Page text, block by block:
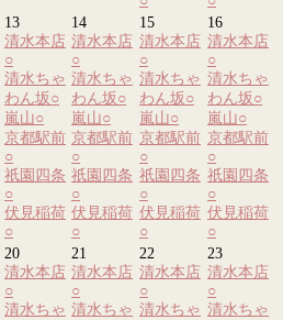
13
清水本店
○
清水ちゃ
わん坂○
嵐山○
京都駅前
○
祇園四条
○
伏見稲荷
○
14
清水本店
○
清水ちゃ
わん坂○
嵐山○
京都駅前
○
祇園四条
○
伏見稲荷
○
15
清水本店
○
清水ちゃ
わん坂○
嵐山○
京都駅前
○
祇園四条
○
伏見稲荷
○
16
清水本店
○
清水ちゃ
わん坂○
嵐山○
京都駅前
○
祇園四条
○
伏見稲荷
○
20
清水本店
○
清水ちゃ
21
清水本店
○
清水ちゃ
22
清水本店
○
清水ちゃ
23
清水本店
○
清水ちゃ